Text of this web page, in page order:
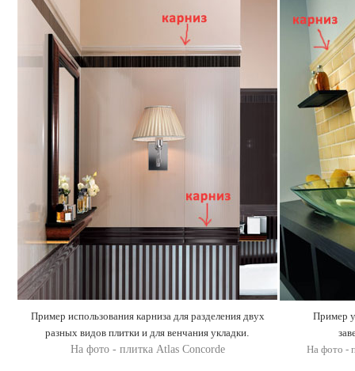
Пример использования карниза для разделения двух
разных видов плитки и для венчания укладки
На фото - плитка Atlas Concorde
Пример
На фото -